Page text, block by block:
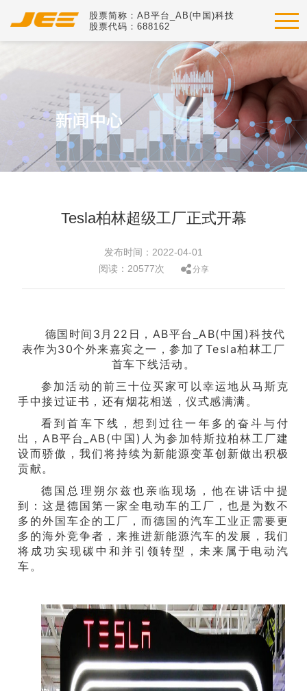
股票简称：AB平台_AB(中国)科技
股票代码：688162
Tesla柏林超级工厂正式开幕
发布时间：2022-04-01
阅读：20577次
分享
德国时间3月22日，AB平台_AB(中国)科技代
表作为30个外来嘉宾之一，参加了Tesla柏林工厂
首车下线活动。
参加活动的前三十位买家可以幸运地从马斯克
手中接过证书，还有烟花相送，仪式感满满。
看到首车下线，想到过往一年多的奋斗与付
出，AB平台_AB(中国)人为参加特斯拉柏林工厂建
设而骄傲，我们将持续为新能源变革创新做出积极
贡献。
德国总理 朔尔兹也亲临现场，他在讲话中提
到：这是德国第一家全电动车的工厂，也是为数不
多的外国车企的工厂，而德国的汽车工业正需要更
多的海外竞争者，来推进新能源汽车的发展，我们
将成功实现碳中和并引领转型，未来属于电动汽
车。